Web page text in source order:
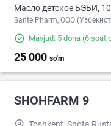
Масло детское БЭБИ,
Sante Pharm, OOO
Mavjud: 5 dona (6 soat
25 000 so'm
SHOHFARM 9